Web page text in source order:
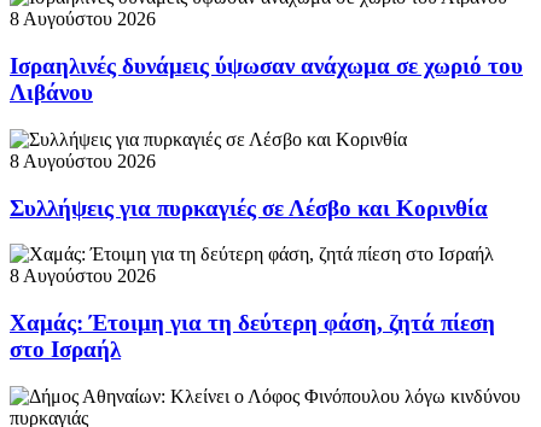
8 Αυγούστου 2026
Ισραηλινές δυνάμεις ύψωσαν ανάχωμα σε χωριό του
Λιβάνου
8 Αυγούστου 2026
Συλλήψεις για πυρκαγιές σε Λέσβο και Κορινθία
8 Αυγούστου 2026
Χαμάς: Έτοιμη για τη δεύτερη φάση, ζητά πίεση
στο Ισραήλ